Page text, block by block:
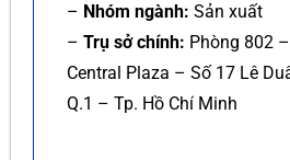
– Nhóm ngành: Sản xuất
– Trụ sở chính: Phòng 802
Central Plaza – Số 17 Lê
Q.1 – Tp. Hồ Chí Minh